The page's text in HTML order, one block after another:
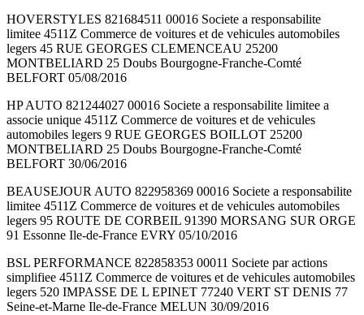
HOVERSTYLES 821684511 00016 Societe a responsabilite
limitee 4511Z Commerce de voitures et de vehicules automobiles
legers 45 RUE GEORGES CLEMENCEAU 25200
MONTBELIARD 25 Doubs Bourgogne-Franche-Comté
BELFORT 05/08/2016
HP AUTO 821244027 00016 Societe a responsabilite limitee a
associe unique 4511Z Commerce de voitures et de vehicules
automobiles legers 9 RUE GEORGES BOILLOT 25200
MONTBELIARD 25 Doubs Bourgogne-Franche-Comté
BELFORT 30/06/2016
BEAUSEJOUR AUTO 822958369 00016 Societe a responsabilite
limitee 4511Z Commerce de voitures et de vehicules automobiles
legers 95 ROUTE DE CORBEIL 91390 MORSANG SUR ORGE
91 Essonne Ile-de-France EVRY 05/10/2016
BSL PERFORMANCE 822858353 00011 Societe par actions
simplifiee 4511Z Commerce de voitures et de vehicules automobiles
legers 520 IMPASSE DE L EPINET 77240 VERT ST DENIS 77
Seine-et-Marne Ile-de-France MELUN 30/09/2016